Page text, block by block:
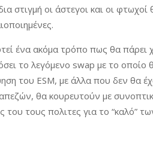
στιγμή οι άστεγοι και οι
ένα ακόμα τρόπο πως θα
το λεγόμενο swap με το οποίο
του ESM, με άλλα που δεν θα
θα κουρευτούν με
του τους πολιτες για το “καλό”